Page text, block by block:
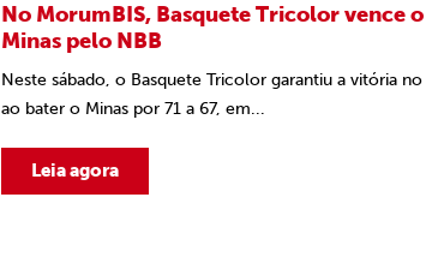
No MorumBIS, Basquete Tricolor vence o
Minas pelo NBB
Neste sábado, o Basquete Tricolor garantiu a vitória no
ao bater o Minas por 71 a 67, em...
Leia agora